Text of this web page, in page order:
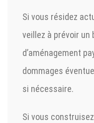
Si vous résidez
veillez à prévoir
d’aménagement
dommages
si nécessaire.
Si vous